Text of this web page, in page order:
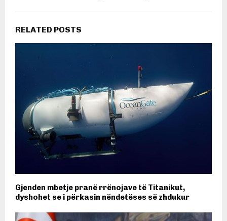
RELATED POSTS
Gjenden mbetje pranë rrënojave të Titanikut,
dyshohet se i përkasin nëndetëses së zhdukur